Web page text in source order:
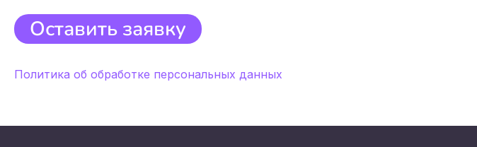
Оставить заявку
Политика об обработке персональных данных